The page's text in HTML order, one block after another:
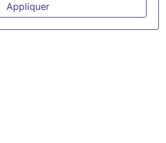
Appliquer